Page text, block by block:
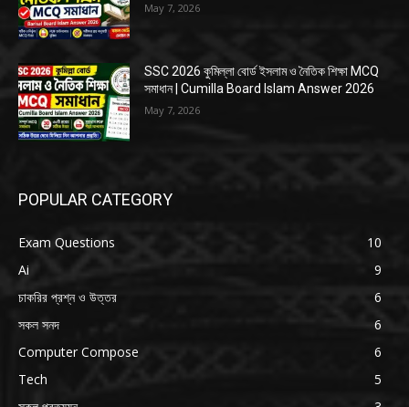
May 7, 2026
SSC 2026 কুমিল্লা বোর্ড ইসলাম ও নৈতিক শিক্ষা MCQ
সমাধান | Cumilla Board Islam Answer 2026
May 7, 2026
POPULAR CATEGORY
Exam Questions
10
Ai
9
চাকরির প্রশ্ন ও উত্তর
6
সকল সনদ
6
Computer Compose
6
Tech
5